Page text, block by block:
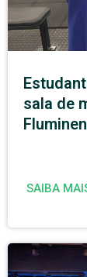
sala de
SAIBA